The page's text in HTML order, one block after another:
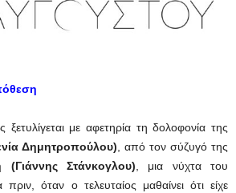
με αφετηρία τη δολοφονία της
Δημητροπούλου), από τον σύζυγό της
Στάνκογλου), μια νύχτα του
όταν ο τελευταίος μαθαίνει ότι είχε